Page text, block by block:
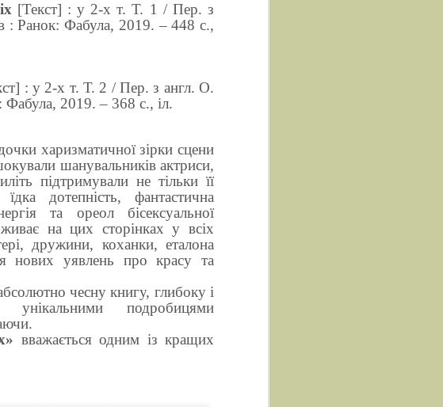
[Текст] : у 2-х т. Т. 1 / Пер. з
: Ранок: Фабула, 2019. – 448 с.,
: у 2-х т. Т. 2 / Пер. з англ. О.
Фабула, 2019. – 368 с., іл.
харизматичної зірки сцени
шанувальників актриси,
підтримували не тільки її
дотепність, фантастична
та ореол бісексуальної
на цих сторінках у всіх
дружини, коханки, еталона
нових уявлень про красу та
чесну книгу, глибоку і
унікальними подробицями
вважається одним із кращих